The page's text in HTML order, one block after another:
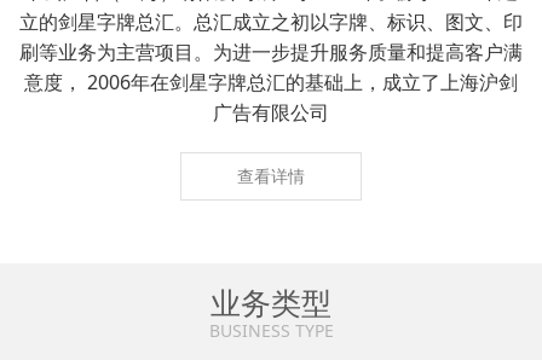
立的剑星字牌总汇。总汇成立之初以字牌、标识、图文、印
刷等业务为主营项目。为进一步提升服务质量和提高客户满
意度， 2006年在剑星字牌总汇的基础上，成立了上海沪剑
广告有限公司
查看详情
业务类型
BUSINESS TYPE